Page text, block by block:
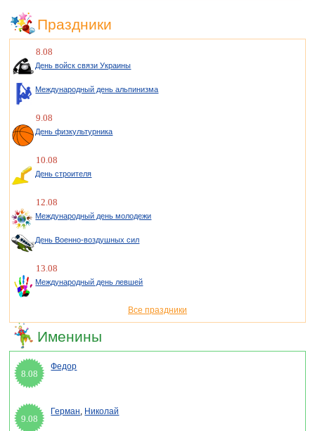
Праздники
8.08
День войск связи Украины
Международный день альпинизма
9.08
День физкультурника
10.08
День строителя
12.08
Международный день молодежи
День Военно-воздушных сил
13.08
Международный день левшей
Все праздники
Именины
8.08
Федор
9.08
Герман, Николай